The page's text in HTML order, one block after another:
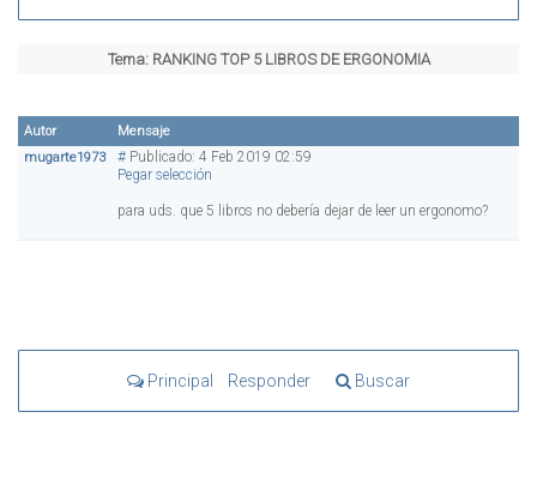
Tema: RANKING TOP 5 LIBROS DE ERGONOMIA
Autor
Mensaje
mugarte1973
# Publicado: 4 Feb 2019 02:59
Pegar selección
para uds. que 5 libros no debería dejar de leer un ergonomo?
Principal Responder Buscar